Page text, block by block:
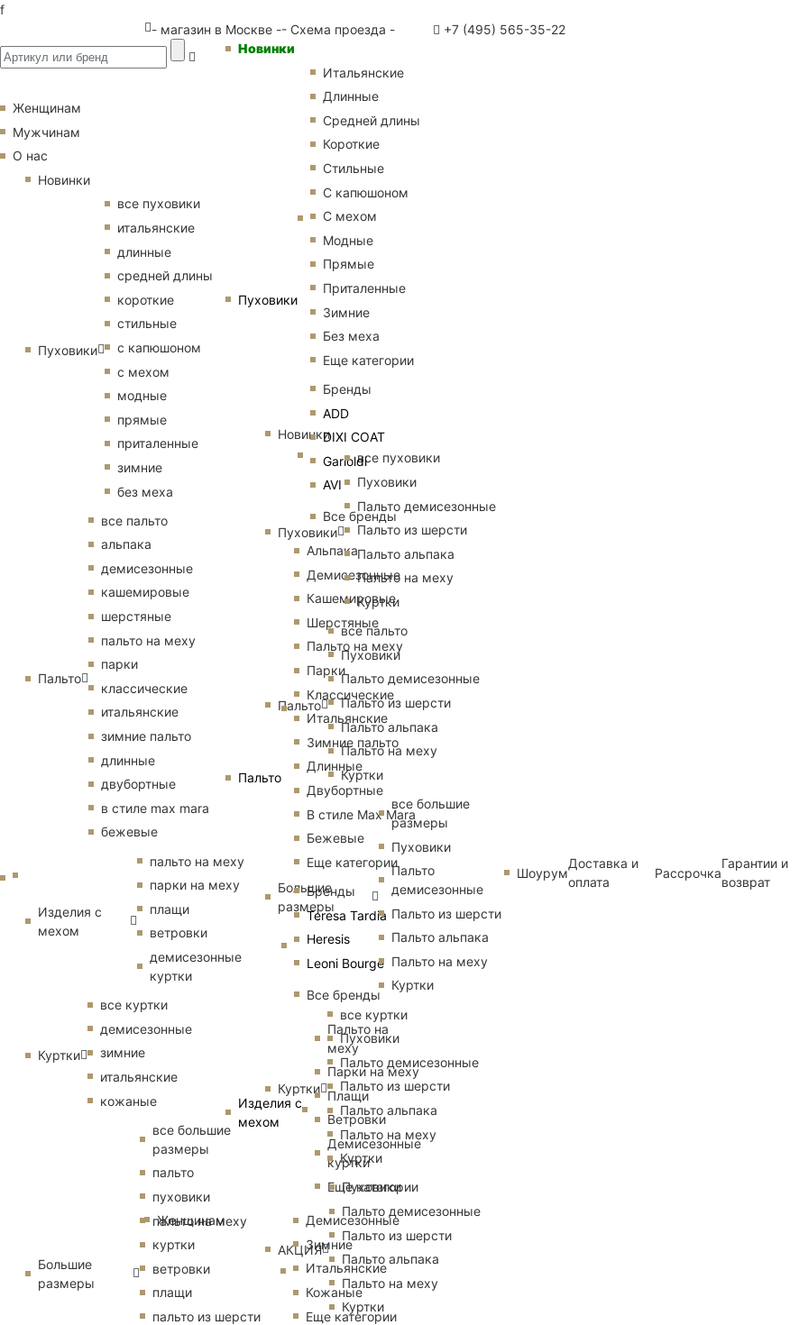
f
- магазин в Москве -- Схема проезда - +7 (495) 565-35-22
Женщинам
Новинки
Пуховики
Итальянские
Длинные
Средней длины
Короткие
Стильные
С капюшоном
С мехом
Модные
Прямые
Приталенные
Зимние
Без меха
Еще категории
Бренды
ADD
DIXI COAT
Garioldi
AVI
Все бренды
Пальто
Альпака
Демисезонные
Кашемировые
Шерстяные
Пальто на меху
Парки
Классические
Итальянские
Зимние пальто
Длинные
Двубортные
В стиле Max Mara
Бежевые
Еще категории
Бренды
Teresa Tardia
Heresis
Leoni Bourge
Все бренды
Изделия с
мехом
Пальто на
меху
Парки на меху
Плащи
Ветровки
Демисезонные
куртки
Еще категории
Демисезонные
Зимние
Итальянские
Кожаные
Еще категории
Женщинам
Мужчинам
О нас
Новинки
Пуховики
все пуховики
итальянские
длинные
средней длины
короткие
стильные
с капюшоном
с мехом
модные
прямые
приталенные
зимние
без меха
Пальто
все пальто
альпака
демисезонные
кашемировые
шерстяные
пальто на меху
парки
классические
итальянские
зимние пальто
длинные
двубортные
в стиле max mara
бежевые
Изделия с
мехом
пальто на меху
парки на меху
плащи
ветровки
демисезонные
куртки
Куртки
все куртки
демисезонные
зимние
итальянские
кожаные
Большие
размеры
все большие
размеры
пальто
пуховики
пальто на меху
куртки
ветровки
плащи
пальто из шерсти
Новинки
Пуховики
все пуховики
Пуховики
Пальто демисезонные
Пальто из шерсти
Пальто альпака
Пальто на меху
Куртки
Пальто
все пальто
Пуховики
Пальто демисезонные
Пальто из шерсти
Пальто альпака
Пальто на меху
Куртки
Большие
размеры
все большие
размеры
Пуховики
Пальто
демисезонные
Пальто из шерсти
Пальто альпака
Пальто на меху
Куртки
Куртки
все куртки
Пуховики
Пальто демисезонные
Пальто из шерсти
Пальто альпака
Пальто на меху
Куртки
АКЦИЯ
Пуховики
Пальто демисезонные
Пальто из шерсти
Пальто альпака
Пальто на меху
Куртки
Шоурум
Доставка и
оплата
Рассрочка
Гарантии и
возврат